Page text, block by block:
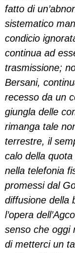
fatto di
sistematico
condicio
continua ad
trasmissione;
Bersani,
recesso da un
giungla delle
rimanga tale
terrestre, il
calo della
nella telefonia
promessi dal
diffusione della
l’opera
senso che oggi
di metterci un